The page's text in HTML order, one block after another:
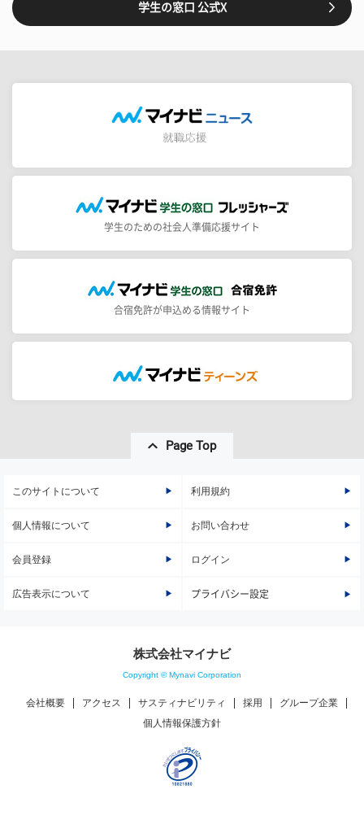
学生の窓口 公式X
学生のための社会人準備応援サイト
合宿免許が申込める情報サイト
Page Top
このサイトについて 利用規約
個人情報について お問い合わせ
会員登録 ログイン
広告表示について プライバシー設定
株式会社マイナビ
Copyright © Mynavi Corporation
会社概要 アクセス サスティナビリティ 採用
グループ企業
個人情報保護方針